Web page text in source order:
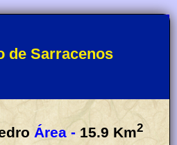
de Sarracenos
Área - 15.9 Km2